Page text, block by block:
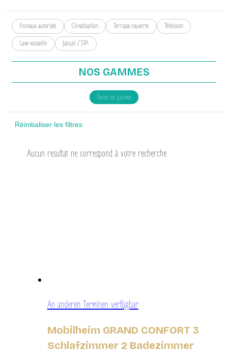
Animaux autorisés Climatisation Terrasse couverte Télévision
Lave-vaisselle Jacuzzi / SPA
NOS GAMMES
Toutes les gammes
Réinitialiser les filtres
Aucun resultat ne correspond à votre recherche
An anderen Terminen verfügbar
Mobilheim GRAND CONFORT 3
Schlafzimmer 2 Badezimmer